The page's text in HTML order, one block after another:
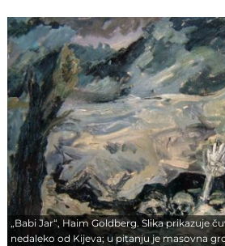
„Babi Jar“, Haim Goldberg. Slika prikazuje
nedaleko od Kijeva; u pitanju je masovna